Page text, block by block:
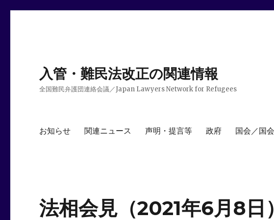
入管・難民法改正の関連情報
全国難民弁護団連絡会議／Japan Lawyers Network for Refugees
お知らせ 関連ニュース 声明・提言等 政府 国会／国
法相会見（2021年6月8日